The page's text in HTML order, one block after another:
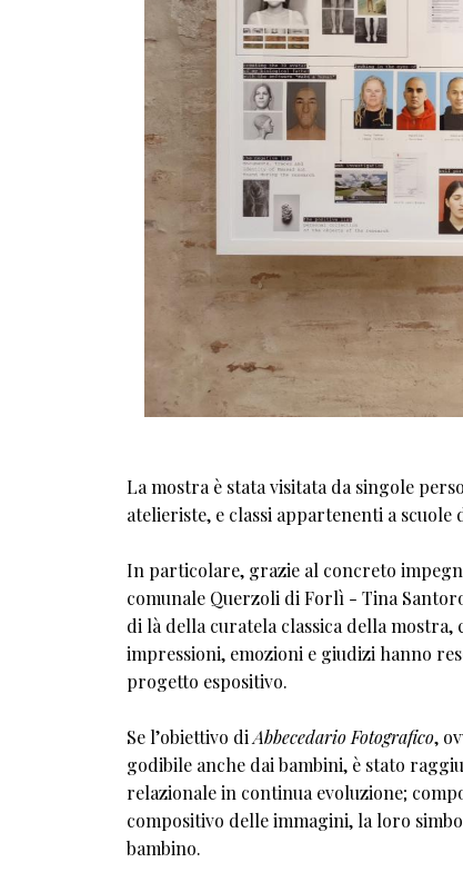
La mostra è stata visitata da singole
atelieriste, e classi appartenenti a
In particolare, grazie al concreto
comunale Querzoli di Forlì - Tina
di là della curatela classica della
impressioni, emozioni e giudizi hanno
progetto espositivo.
Se l’obiettivo di Abbecedario Fotografico,
godibile anche dai bambini, è stato
relazionale in continua evoluzione;
compositivo delle immagini, la loro
bambino.